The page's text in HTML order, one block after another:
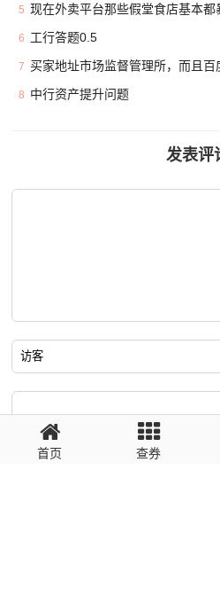
5 现在外卖平台那些假堂食店基本都
6 工行答题0.5
7 买家地址市场监督管理所，而且
8 中行资产提升问题
发表评
回复需填写必要信息
首页 查券